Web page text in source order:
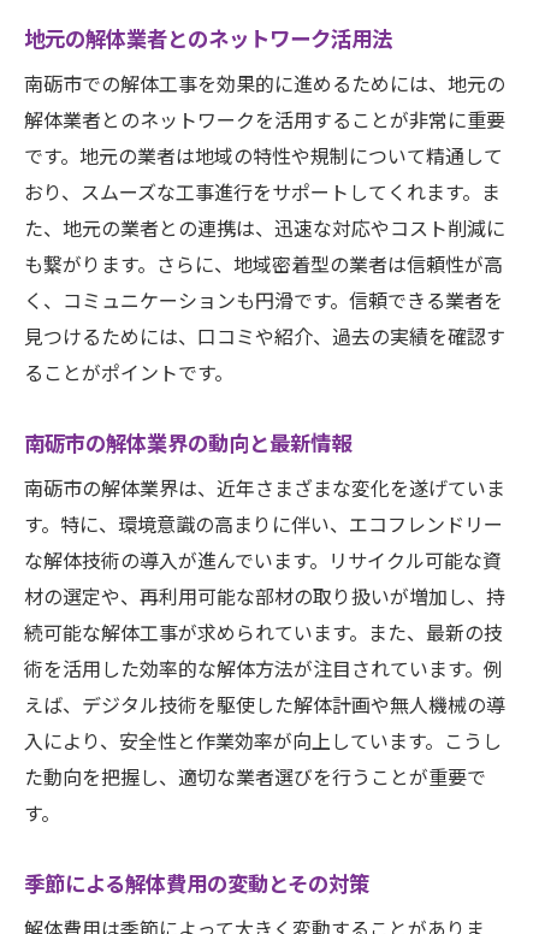
地元の解体業者とのネットワーク活用法
南砺市での解体工事を効果的に進めるためには、地元の
解体業者とのネットワークを活用することが非常に重要
です。地元の業者は地域の特性や規制について精通して
おり、スムーズな工事進行をサポートしてくれます。ま
た、地元の業者との連携は、迅速な対応やコスト削減に
も繋がります。さらに、地域密着型の業者は信頼性が高
く、コミュニケーションも円滑です。信頼できる業者を
見つけるためには、口コミや紹介、過去の実績を確認す
ることがポイントです。
南砺市の解体業界の動向と最新情報
南砺市の解体業界は、近年さまざまな変化を遂げていま
す。特に、環境意識の高まりに伴い、エコフレンドリー
な解体技術の導入が進んでいます。リサイクル可能な資
材の選定や、再利用可能な部材の取り扱いが増加し、持
続可能な解体工事が求められています。また、最新の技
術を活用した効率的な解体方法が注目されています。例
えば、デジタル技術を駆使した解体計画や無人機械の導
入により、安全性と作業効率が向上しています。こうし
た動向を把握し、適切な業者選びを行うことが重要で
す。
季節による解体費用の変動とその対策
解体費用は季節によって大きく変動することがありま